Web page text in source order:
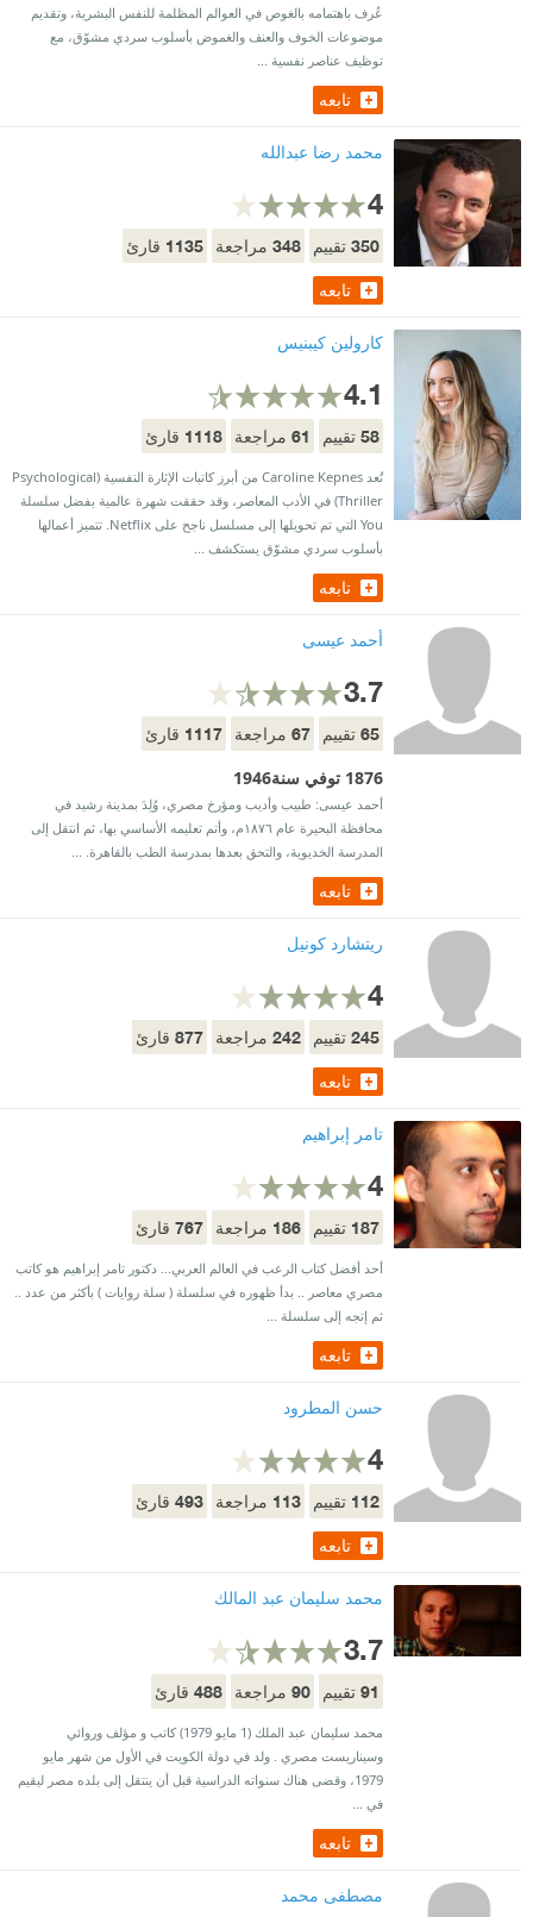
عُرف باهتمامه بالغوص في العوالم المظلمة للنفس البشرية، وتقديم
موضوعات الخوف والعنف والغموض بأسلوب سردي مشوّق، مع
توظيف عناصر نفسية ...
تابعه
محمد رضا عبدالله
4
350تقييم 348مراجعة 1135 قارئ
تابعه
كارولين كيبنيس
4.1
58تقييم 61مراجعة 1118 قارئ
تُعد Caroline Kepnes من أبرز كاتبات الإثارة النفسية (Psychological
Thriller) في الأدب المعاصر، وقد حققت شهرة عالمية بفضل سلسلة
You التي تم تحويلها إلى مسلسل ناجح على Netflix. تتميز أعمالها
بأسلوب سردي مشوّق يستكشف ...
تابعه
أحمد عيسى
3.7
65تقييم 67مراجعة 1117 قارئ
1876 توفي سنة1946
أحمد عيسى: طبيب وأديب ومؤرخ مصري، وُلِدَ بمدينة رشيد في
محافظة البحيرة عام ١٨٧٦م، وأتم تعليمه الأساسي بها، ثم انتقل إلى
المدرسة الخديوية، والتحق بعدها بمدرسة الطب بالقاهرة. ...
تابعه
ريتشارد كونيل
4
245تقييم 242مراجعة 877قارئ
تابعه
تامر إبراهيم
4
187 تقييم 186 مراجعة 767قارئ
أحد أفضل كتاب الرعب في العالم العربي... دكتور تامر إبراهيم هو كاتب
مصري معاصر .. بدأ ظهوره في سلسلة ( سلة روايات ) بأكثر من عدد ..
ثم إتجه إلى سلسلة ...
تابعه
حسن المطرود
4
112 تقييم 113 مراجعة 493قارئ
تابعه
محمد سليمان عبد المالك
3.7
91تقييم 90مراجعة 488قارئ
محمد سليمان عبد الملك (1 مايو 1979) كاتب و مؤلف وروائي
وسيناريست مصري . ولد في دولة الكويت في الأول من شهر مايو
1979، وقضى هناك سنواته الدراسية قبل أن ينتقل إلى بلده مصر ليقيم
في ...
تابعه
مصطفى محمد